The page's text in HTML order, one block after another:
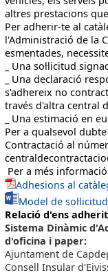
altres prestacions
Per adherir-te al
l'Administració de la
esmentades,
_ Una sol·licitud
_ Una declaració
s'adhereix no
través d'altra central
_ Una estimació en
Per a qualsevol
Contractació al
Per a més
Adhesions al
Model de
Relació d'ens
Sistema Dinàmic
d'oficina i paper:
Ajuntament de
Consell Insular